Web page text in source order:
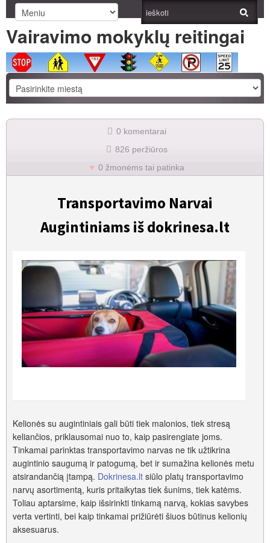
Vairavimo mokyklų reitingai
0 komentarai
826 peržiūros
0 žmonėms tai patinka
Transportavimo Narvai
Augintiniams iš dokrinesa.lt
Kelionės su augintiniais gali būti tiek malonios, tiek stresą
keliančios, priklausomai nuo to, kaip pasirengiate joms.
Tinkamai parinktas transportavimo narvas ne tik užtikrina
augintinio saugumą ir patogumą, bet ir sumažina kelionės metu
atsirandančią įtampą. Dokrinesa.lt siūlo platų transportavimo
narvų asortimentą, kuris pritaikytas tiek šunims, tiek katėms.
Toliau aptarsime, kaip išsirinkti tinkamą narvą, kokias savybes
verta vertinti, bei kaip tinkamai prižiūrėti šiuos būtinus kelionių
aksesuarus.